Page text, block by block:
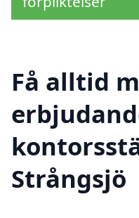
Få alltid
Strångsjö